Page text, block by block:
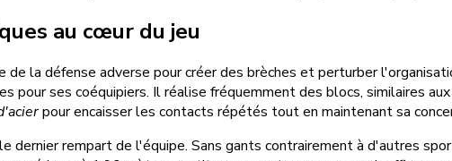
au cœur du jeu
de la défense adverse pour créer des brèches et perturber
pour ses coéquipiers. Il réalise fréquemment des blocs, similaires
pour encaisser les contacts répétés tout en maintenant sa
dernier rempart de l'équipe. Sans gants contrairement à d'autres